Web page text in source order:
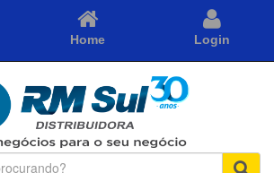
Home Login